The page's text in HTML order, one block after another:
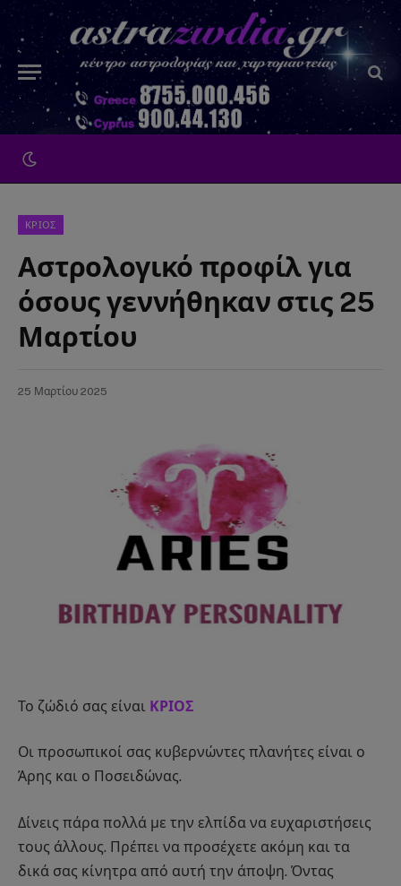
ΚΡΙΟΣ
Αστρολογικό προφίλ για
όσους γεννήθηκαν στις 25
Μαρτίου
25 Μαρτίου 2025
Το ζώδιό σας είναι ΚΡΙΟΣ
Οι προσωπικοί σας κυβερνώντες πλανήτες είναι ο
Άρης και ο Ποσειδώνας.
Δίνεις πάρα πολλά με την ελπίδα να ευχαριστήσεις
τους άλλους. Πρέπει να προσέχετε ακόμη και τα
δικά σας κίνητρα από αυτή την άποψη. Όντας